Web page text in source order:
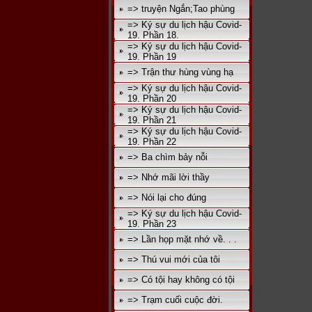
=> truyện Ngắn;Tao phùng
=> Ký sự du lịch hậu Covid-
19. Phần 18.
=> Ký sự du lịch hậu Covid-
19. Phần 19
=> Trận thư hùng vùng hạ
=> Ký sự du lịch hậu Covid-
19. Phần 20
=> Ký sự du lịch hậu Covid-
19. Phần 21
=> Ký sự du lịch hậu Covid-
19. Phần 22
=> Ba chìm bảy nỗi
=> Nhớ mãi lời thầy
=> Nói lại cho đúng
=> Ký sự du lịch hậu Covid-
19. Phần 23
=> Lần họp mặt nhớ về. . .
=> Thú vui mới của tôi
=> Có tội hay không có tội
=> Trạm cuối cuộc đời.